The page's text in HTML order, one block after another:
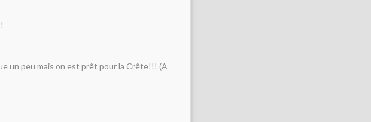
un peu mais on est prêt pour la Crête!!! (A